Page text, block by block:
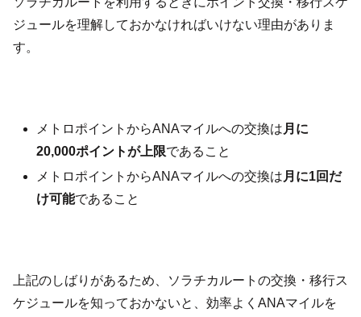
ジュールを理解しておかなければいけない理由がありま
す。
メトロポイントからANAマイルへの交換は 月に
20,000ポイントが上限であること
メトロポイントからANAマイルへの交換は 月に1回だ
け可能であること
上記のしばりがあるため、ソラチカルートの交換・移行ス
ケジュールを知っておかないと、効率よくANAマイルを